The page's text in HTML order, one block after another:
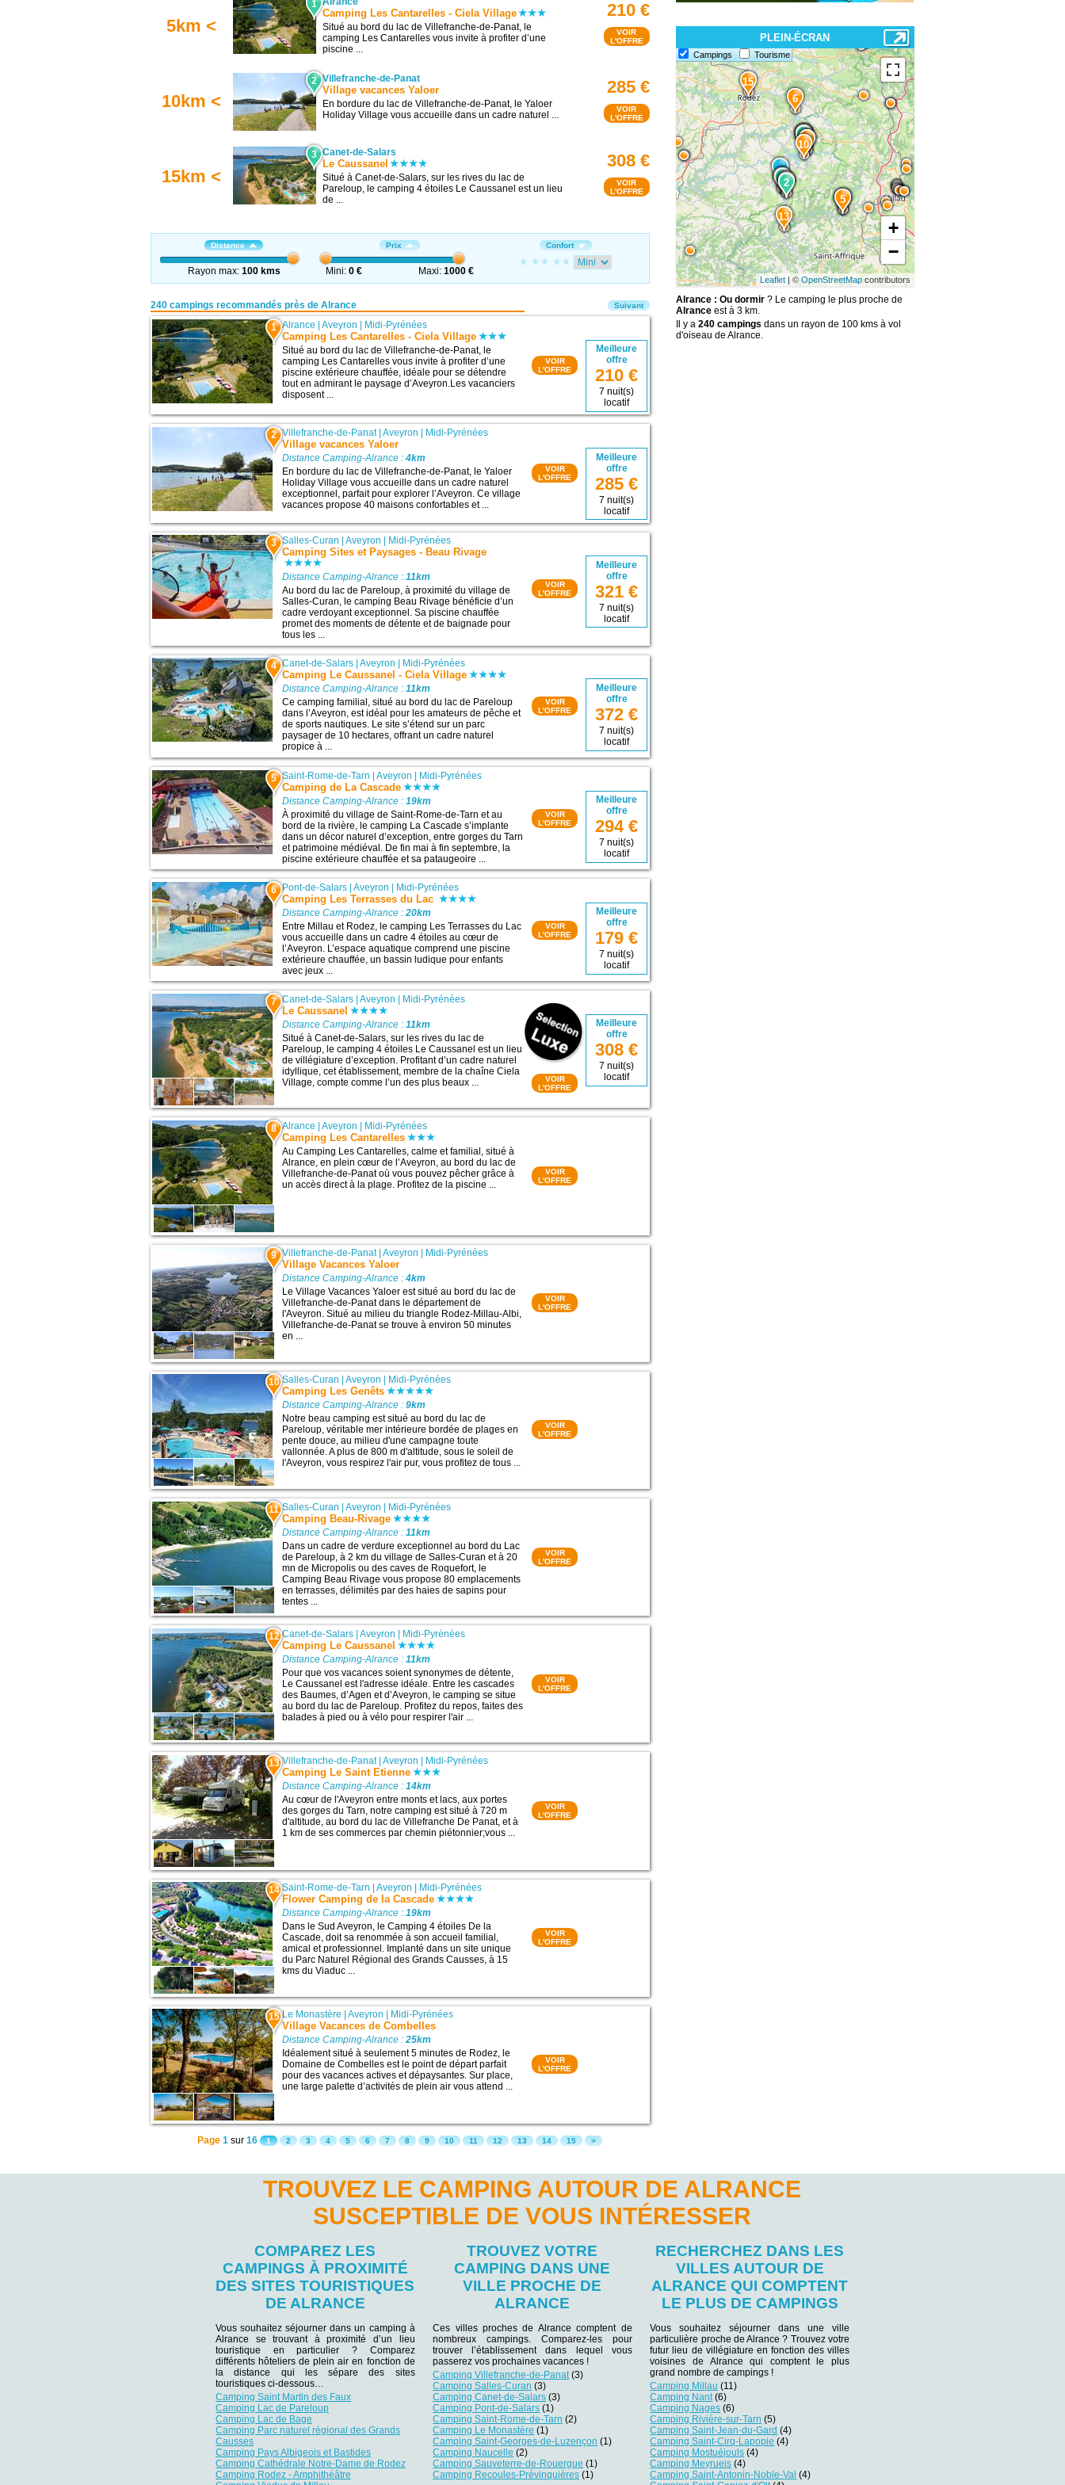
5km <
1
Camping Les Cantarelles - Ciela Village
Situé au bord du lac de Villefranche-de-Panat, le
camping Les Cantarelles vous invite à profiter d’une
piscine ...
210 €
VOIR
L'OFFRE
10km <
2 Villefranche-de-Panat
Village vacances Yaloer
En bordure du lac de Villefranche-de-Panat, le Yaloer
Holiday Village vous accueille dans un cadre naturel ...
285 €
VOIR
L'OFFRE
15km <
3 Canet-de-Salars
Le Caussanel
Situé à Canet-de-Salars, sur les rives du lac de
Pareloup, le camping 4 étoiles Le Caussanel est un lieu
de ...
308 €
VOIR
L'OFFRE
Distance
Rayon max: 100 kms
Prix
Mini:0 € Maxi: 1000 €
Confort
240 campings recommandés près de Alrance
1 Alrance |Aveyron | Midi-Pyrénées
Camping Les Cantarelles - Ciela Village
Situé au bord du lac de Villefranche-de-Panat, le
camping Les Cantarelles vous invite à profiter d’une
piscine extérieure chauffée, idéale pour se détendre
tout en admirant le paysage d’Aveyron.Les vacanciers
disposent ...
Meilleure
offre
210 €
7 nuit(s)
locatif
VOIR
L'OFFRE
2 Villefranche-de-Panat|Aveyron Midi-Pyrénées
Village vacances Yaloer
Distance Camping-Alrance :4km
En bordure du lac de Villefranche-de-Panat, le Yaloer
Holiday Village vous accueille dans un cadre naturel
exceptionnel, parfait pour explorer l’Aveyron. Ce village
vacances propose 40 maisons confortables et ...
Meilleure
offre
285 €
7 nuit(s)
locatif
VOIR
L'OFFRE
3 Salles-Curan |Aveyron Midi-Pyrénées
Camping Sites et Paysages - Beau Rivage
Distance Camping-Alrance :11km
Au bord du lac de Pareloup, à proximité du village de
Salles-Curan, le camping Beau Rivage bénéficie d’un
cadre verdoyant exceptionnel. Sa piscine chauffée
promet des moments de détente et de baignade pour
tous les ...
Meilleure
offre
321 €
7 nuit(s)
locatif
VOIR
L'OFFRE
4 Canet-de-Salars |Aveyron Midi-Pyrénées
Camping Le Caussanel - Ciela Village
Distance Camping-Alrance :11km
Ce camping familial, situé au bord du lac de Pareloup
dans l’Aveyron, est idéal pour les amateurs de pêche et
de sports nautiques. Le site s’étend sur un parc
paysager de 10 hectares, offrant un cadre naturel
propice à ...
Meilleure
offre
372 €
7 nuit(s)
locatif
VOIR
L'OFFRE
5 Saint-Rome-de-Tarn |Aveyron | Midi-Pyrénées
Camping de La Cascade
Distance Camping-Alrance :19km
À proximité du village de Saint-Rome-de-Tarn et au
bord de la rivière, le camping La Cascade s’implante
dans un décor naturel d’exception, entre gorges du Tarn
et patrimoine médiéval. De fin mai à fin septembre, la
piscine extérieure chauffée et sa pataugeoire ...
Meilleure
offre
294 €
7 nuit(s)
locatif
VOIR
L'OFFRE
6 Pont-de-Salars |Aveyron | Midi-Pyrénées
Camping Les Terrasses du Lac
Distance Camping-Alrance :20km
Entre Millau et Rodez, le camping Les Terrasses du Lac
vous accueille dans un cadre 4 étoiles au cœur de
l’Aveyron. L’espace aquatique comprend une piscine
extérieure chauffée, un bassin ludique pour enfants
avec jeux ...
Meilleure
offre
179 €
7 nuit(s)
locatif
VOIR
L'OFFRE
7 Canet-de-Salars |Aveyron | Midi-Pyrénées
Le Caussanel
Distance Camping-Alrance :11km
Situé à Canet-de-Salars, sur les rives du lac de
Pareloup, le camping 4 étoiles Le Caussanel est un lieu
de villégiature d’exception. Profitant d’un cadre naturel
idyllique, cet établissement, membre de la chaîne Ciela
Village, compte comme l’un des plus beaux ...
Meilleure
offre
308 €
7 nuit(s)
locatif
VOIR
L'OFFRE
8 Alrance |Aveyron Midi-Pyrénées
Camping Les Cantarelles
Au Camping Les Cantarelles, calme et familial, situé à
Alrance, en plein cœur de l’Aveyron, au bord du lac de
Villefranche-de-Panat où vous pouvez pêcher grâce à
un accès direct à la plage. Profitez de la piscine ...
VOIR
L'OFFRE
9 Villefranche-de-Panat|Aveyron Midi-Pyrénées
Village Vacances Yaloer
Distance Camping-Alrance :4km
Le Village Vacances Yaloer est situé au bord du lac de
Villefranche-de-Panat dans le département de
l'Aveyron. Situé au milieu du triangle Rodez-Millau-Albi,
Villefranche-de-Panat se trouve à environ 50 minutes
en ...
VOIR
L'OFFRE
10 Salles-Curan |Aveyron Midi-Pyrénées
Camping Les Genêts
Distance Camping-Alrance :9km
Notre beau camping est situé au bord du lac de
Pareloup, véritable mer intérieure bordée de plages en
pente douce, au milieu d'une campagne toute
vallonnée. A plus de 800 m d'altitude, sous le soleil de
l'Aveyron, vous respirez l'air pur, vous profitez de tous ...
VOIR
L'OFFRE
11 Salles-Curan |Aveyron | Midi-Pyrénées
Camping Beau-Rivage
Distance Camping-Alrance :11km
Dans un cadre de verdure exceptionnel au bord du Lac
de Pareloup, à 2 km du village de Salles-Curan et à 20
mn de Micropolis ou des caves de Roquefort, le
Camping Beau Rivage vous propose 80 emplacements
en terrasses, délimités par des haies de sapins pour
tentes ...
VOIR
L'OFFRE
12 Canet-de-Salars |Aveyron | Midi-Pyrénées
Camping Le Caussanel
Distance Camping-Alrance :11km
Pour que vos vacances soient synonymes de détente,
Le Caussanel est l'adresse idéale. Entre les cascades
des Baumes, d’Agen et d’Aveyron, le camping se situe
au bord du lac de Pareloup. Profitez du repos, faites des
balades à pied ou à vélo pour respirer l'air ...
VOIR
L'OFFRE
13 Villefranche-de-Panat|Aveyron Midi-Pyrénées
Camping Le Saint Etienne
Distance Camping-Alrance :14km
Au cœur de l'Aveyron entre monts et lacs, aux portes
des gorges du Tarn, notre camping est situé à 720 m
d'altitude, au bord du lac de Villefranche De Panat, et à
1 km de ses commerces par chemin piétonnier;vous ...
VOIR
L'OFFRE
14 Saint-Rome-de-Tarn |Aveyron Midi-Pyrénées
Flower Camping de la Cascade
Distance Camping-Alrance :19km
Dans le Sud Aveyron, le Camping 4 étoiles De la
Cascade, doit sa renommée à son accueil familial,
amical et professionnel. Implanté dans un site unique
du Parc Naturel Régional des Grands Causses, à 15
kms du Viaduc ...
VOIR
L'OFFRE
15 Le Monastère |Aveyron Midi-Pyrénées
Village Vacances de Combelles
Distance Camping-Alrance :25km
Idéalement situé à seulement 5 minutes de Rodez, le
Domaine de Combelles est le point de départ parfait
pour des vacances actives et dépaysantes. Sur place,
une large palette d’activités de plein air vous attend ...
VOIR
L'OFFRE
Suivant
Page 1 sur16 1 2 3 4 5 6 7 8 9 10 11 12 13 14 15 >
PLEIN-ÉCRAN
Campings Tourisme
15
14
13
12
11
10
9
8
7
6
5
43
2
1
3
2
1
+
−
Leaflet | ©OpenStreetMap contributors
Alrance : Ou dormir? Le camping le plus proche de
Alranceest à 3 km.
Il y a 240 campings dans un rayon de 100 kms à vol
d'oiseau de Alrance.
TROUVEZ LE CAMPING AUTOUR DE ALRANCE
SUSCEPTIBLE DE VOUS INTÉRESSER
COMPAREZ LES
CAMPINGS À PROXIMITÉ
DES SITES TOURISTIQUES
DE ALRANCE
Vous souhaitez séjourner dans un camping à
Alrance se trouvant à proximité d’un lieu
touristique en particulier ? Comparez
différents hôteliers de plein air en fonction de
la distance qui les sépare des sites
touristiques ci-dessous…
Camping Saint Martin des Faux
Camping Lac de Pareloup
Camping Lac de Bage
Camping Parc naturel régional des Grands
Causses
Camping Pays Albigeois et Bastides
Camping Cathédrale Notre-Dame de Rodez
Camping Rodez - Amphithéâtre
TROUVEZ VOTRE
CAMPING DANS UNE
VILLE PROCHE DE
ALRANCE
Ces villes proches de Alrance comptent de
nombreux campings. Comparez-les pour
trouver l’établissement dans lequel vous
passerez vos prochaines vacances !
Camping Villefranche-de-Panat(3)
Camping Salles-Curan (3)
Camping Canet-de-Salars (3)
Camping Pont-de-Salars (1)
Camping Saint-Rome-de-Tarn (2)
Camping Le Monastère (1)
Camping Saint-Georges-de-Luzençon (1)
Camping Naucelle (2)
Camping Sauveterre-de-Rouergue (1)
Camping Recoules-Prévinquières (1)
RECHERCHEZ DANS LES
VILLES AUTOUR DE
ALRANCE QUI COMPTENT
LE PLUS DE CAMPINGS
Vous souhaitez séjourner dans une ville
particulière proche de Alrance ? Trouvez votre
futur lieu de villégiature en fonction des villes
voisines de Alrance qui comptent le plus
grand nombre de campings !
Camping Millau (11)
Camping Nant(6)
Camping Nages (6)
Camping Rivière-sur-Tarn (5)
Camping Saint-Jean-du-Gard (4)
Camping Saint-Cirq-Lapopie (4)
Camping Mostuéjouls (4)
Camping Meyrueis (4)
Camping Saint-Antonin-Noble-Val (4)